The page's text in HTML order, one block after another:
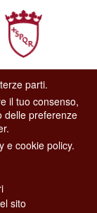
e Moda.
08
parti.
il tuo consenso,
delle preferenze
e cookie policy.
sito